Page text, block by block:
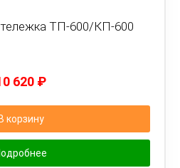
ТП-600/КП-600
620 ₽
В корзину